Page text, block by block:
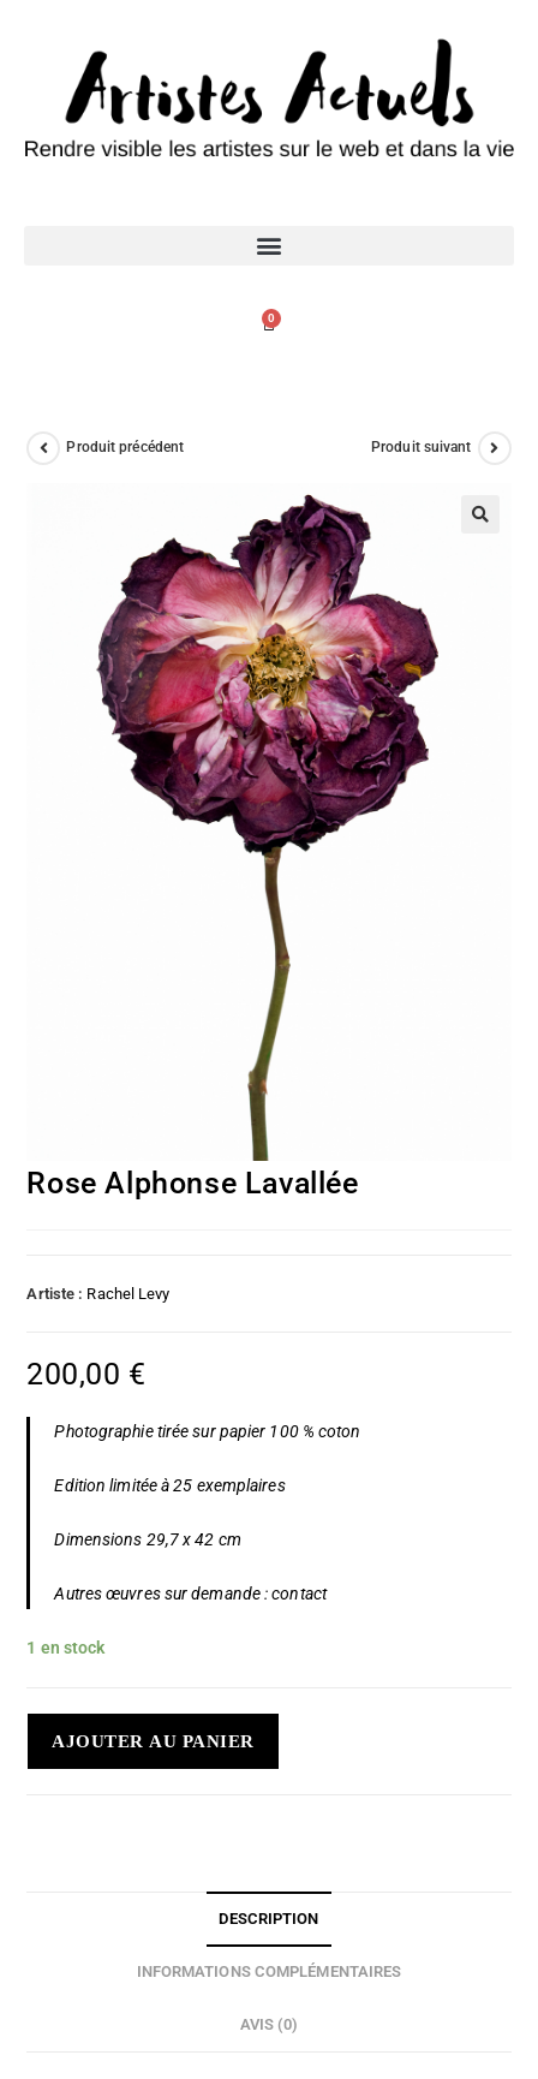
0
Produit précédent Produit suivant
Rose Alphonse Lavallée
Artiste : Rachel Levy
200,00 €
Photographie tirée sur papier 100 % coton
Edition limitée à 25 exemplaires
Dimensions 29,7 x 42 cm
Autres œuvres sur demande :contact
1 en stock
AJOUTER AU PANIER
DESCRIPTION
INFORMATIONS COMPLÉMENTAIRES
AVIS (0)